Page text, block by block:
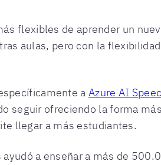
flexibles de aprender un
aulas, pero con la
a Azure AI
seguir ofreciendo la forma
llegar a más estudiantes.
a enseñar a más de